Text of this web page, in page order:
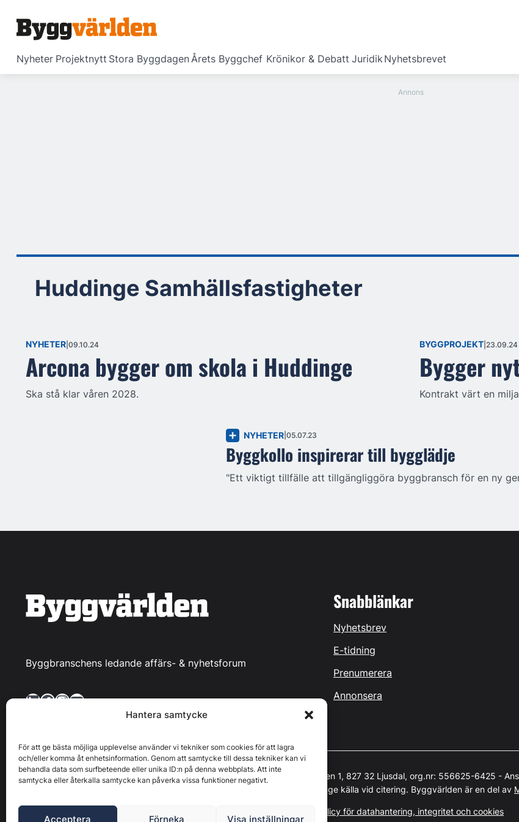
Hantera samtycke
För att ge bästa möjliga upplevelse använder vi tekniker som cookies för att lagra
och/eller komma åt enhetsinformation. Genom att samtycke till dessa tekniker kan vi
behandla data som surfbeteende eller unika ID:n på denna webbplats. Att inte
samtycka eller återkalla samtycke kan påverka vissa funktioner negativt.
Acceptera Förneka Visa inställningar
Nyheter Projektnytt Stora ByggdagenÅrets Byggchef Krönikor & Debatt JuridikNyhetsbrevet
Huddinge Samhällsfastigheter
NYHETER 09.10.24
Arcona bygger om skola i Huddinge
Ska stå klar våren 2028.
BYGGPROJEKT 23.09.24
Bygger
Kontrakt värt en
NYHETER 05.07.23
Byggkollo inspirerar till bygglädje
"Ett viktigt tillfälle att tillgängliggöra byggbransch för en ny
Byggbranschens ledande affärs- & nyhetsforum
Facebook InstagramYouTube
Snabblänkar
Nyhetsbrev
E-tidning
Prenumerera
Annonsera
Byggvärlden produceras av Svenska Media i Ljusdal AB
, Östernäsvägen 1, 827 32 Ljusdal, org.nr: 556625-6425 -
upphovsrättsligt skyddat. Ange källa vid citering. Byggvärlden är en del av
Policy för datahantering, integritet och cookies